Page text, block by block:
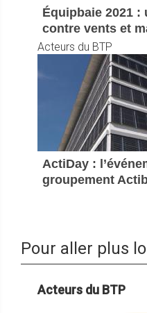
Équipbaie 2021 :
contre vents et
Acteurs du BTP
ActiDay :
groupement
Pour aller plus
Acteurs du BTP